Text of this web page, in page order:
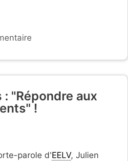
: "Répondre aux
!
parole d'EELV, Julien